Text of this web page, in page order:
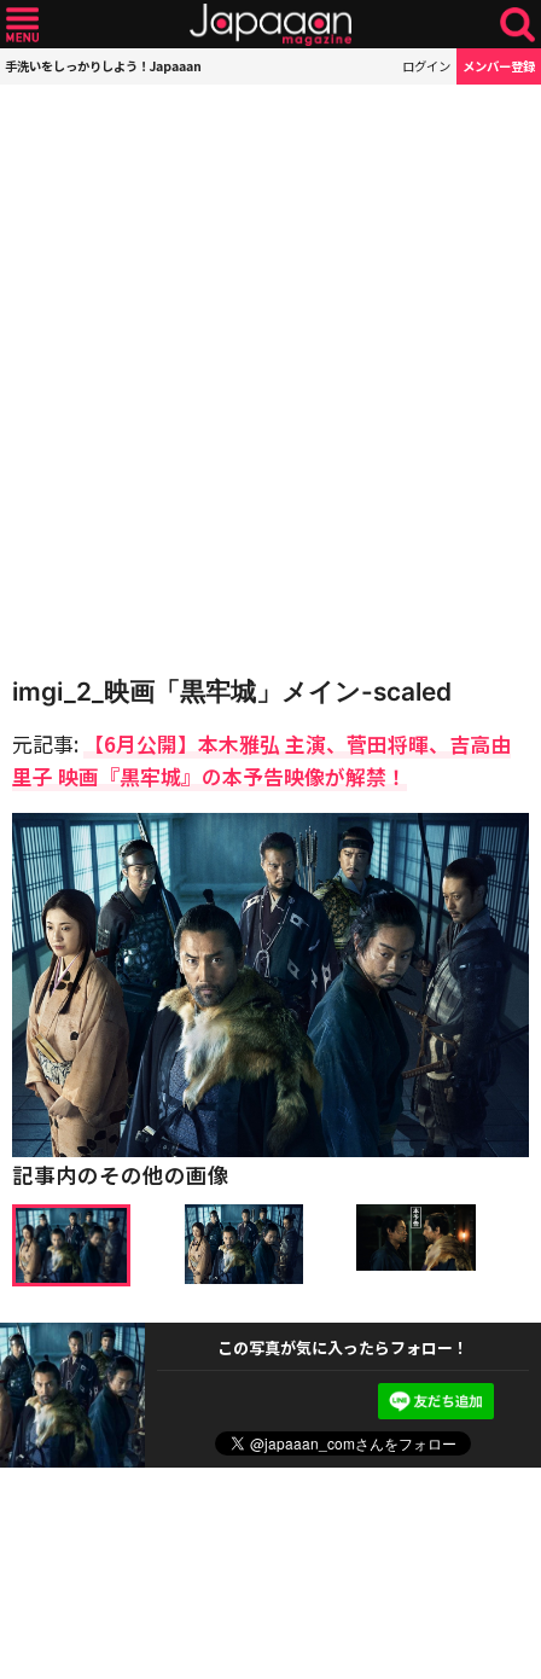
手洗いをしっかりしよう！Japaaan ログイン メンバー登録
imgi_2_映画「黒牢城」メイン-scaled
元記事: 【6月公開】本木雅弘 主演、菅田将暉、吉高由
里子 映画『黒牢城』の本予告映像が解禁！
記事内のその他の画像
この写真が気に入ったらフォロー！